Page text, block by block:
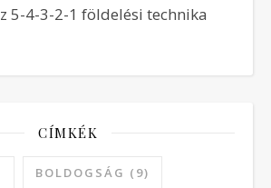
5-4-3-2-1 földelési technika
CÍMKÉK
BOLDOGSÁG (9)